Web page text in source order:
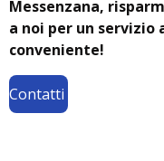
Messenzana,
a noi per un
conveniente!
Contatti